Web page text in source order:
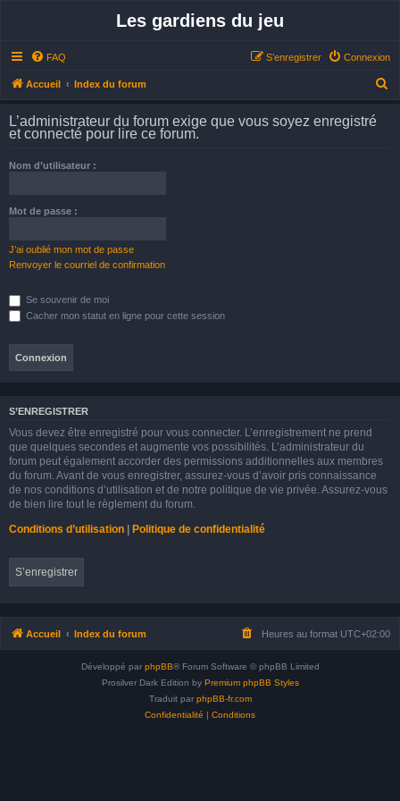
Les gardiens du jeu
FAQ Connexion
S’enregistrer
Accueil Index du forum
L’administrateur du forum exige que vous soyez enregistré
et connecté pour lire ce forum.
Nom d’utilisateur :
Mot de passe :
J’ai oublié mon mot de passe
Renvoyer le courriel de confirmation
Se souvenir de moi
Cacher mon statut en ligne pour cette session
S’ENREGISTRER
Vous devez être enregistré pour vous connecter. L’enregistrement ne prend
que quelques secondes et augmente vos possibilités. L’administrateur du
forum peut également accorder des permissions additionnelles aux membres
du forum. Avant de vous enregistrer, assurez-vous d’avoir pris connaissance
de nos conditions d’utilisation et de notre politique de vie privée. Assurez-vous
de bien lire tout le règlement du forum.
Conditions d’utilisation | Politique de confidentialité
S’enregistrer
Accueil Index du forum Heures au format UTC+02:00
Développé par phpBB® Forum Software © phpBB Limited
Prosilver Dark Edition by Premium phpBB Styles
Traduit par phpBB-fr.com
Confidentialité | Conditions